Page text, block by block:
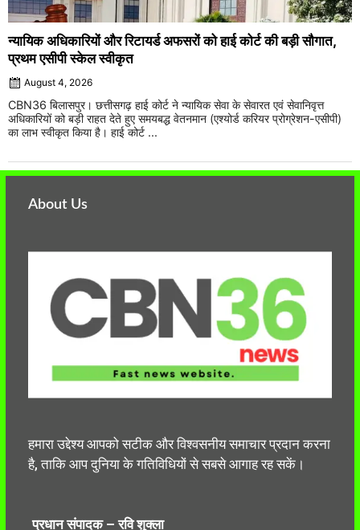
न्यायिक अधिकारियों और रिटायर्ड अफसरों को हाई कोर्ट की बड़ी सौगात,
प्रथम एसीपी स्केल स्वीकृत
August 4, 2026
CBN36 बिलासपुर। छत्तीसगढ़ हाई कोर्ट ने न्यायिक सेवा के सेवारत एवं सेवानिवृत्त
अधिकारियों को बड़ी राहत देते हुए समयबद्ध वेतनमान (एश्योर्ड करियर प्रोग्रेशन-एसीपी)
का लाभ स्वीकृत किया है। हाई कोर्ट ...
About Us
हमारा उद्देश्य आपको सटीक और विश्वसनीय समाचार प्रदान करना
है, ताकि आप दुनिया के गतिविधियों से सबसे आगाह रह सकें।
प्रधान संपादक – रवि शुक्ला